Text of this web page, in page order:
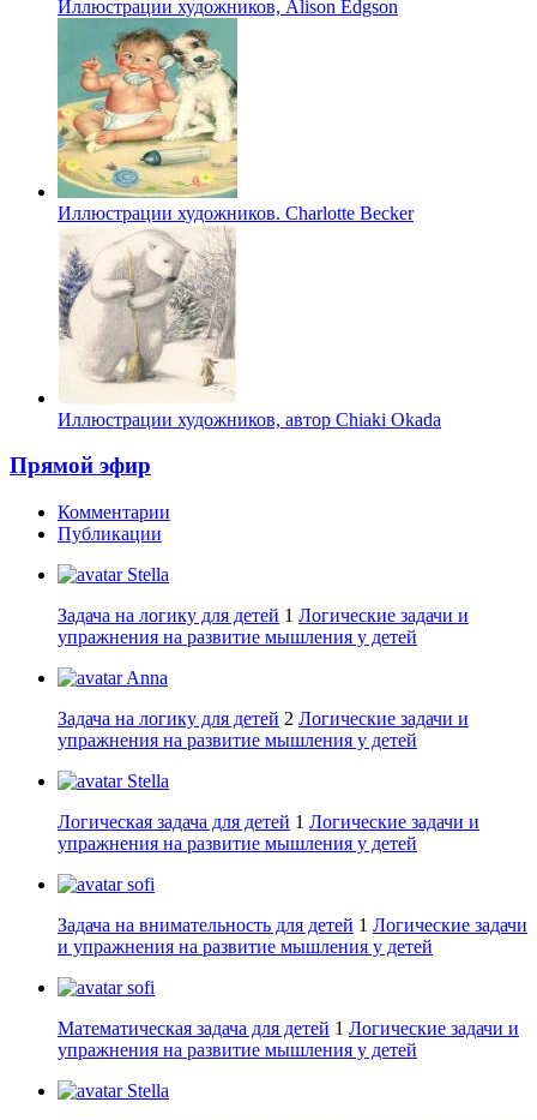
Иллюстрации художников, Alison Edgson
Иллюстрации художников. Charlotte Becker
Иллюстрации художников, автор Chiaki Okada
Прямой эфир
Комментарии
Публикации
Stella
Задача на логику для детей 1 Логические задачи и
упражнения на развитие мышления у детей
Anna
Задача на логику для детей 2 Логические задачи и
упражнения на развитие мышления у детей
Stella
Логическая задача для детей 1 Логические задачи и
упражнения на развитие мышления у детей
sofi
Задача на внимательность для детей 1 Логические задачи
и упражнения на развитие мышления у детей
sofi
Математическая задача для детей 1 Логические задачи и
упражнения на развитие мышления у детей
Stella